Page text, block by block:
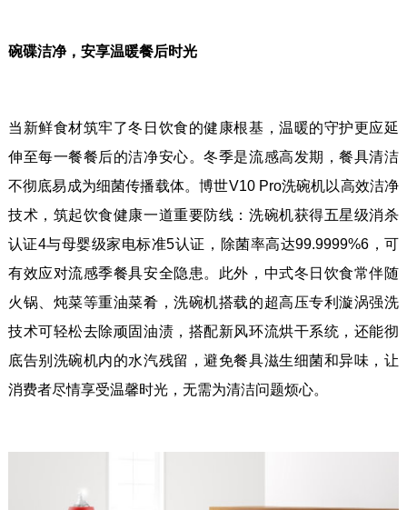
碗碟洁净，安享温暖餐后时光
当新鲜食材筑牢了冬日饮食的健康根基，温暖的守护更应延
伸至每一餐餐后的洁净安心。冬季是流感高发期，餐具清洁
不彻底易成为细菌传播载体。博世V10 Pro洗碗机以高效洁净
技术，筑起饮食健康一道重要防线：洗碗机获得五星级消杀
认证4与母婴级家电标准5认证，除菌率高达99.9999%6，可
有效应对流感季餐具安全隐患。此外，中式冬日饮食常伴随
火锅、炖菜等重油菜肴，洗碗机搭载的超高压专利漩涡强洗
技术可轻松去除顽固油渍，搭配新风环流烘干系统，还能彻
底告别洗碗机内的水汽残留，避免餐具滋生细菌和异味，让
消费者尽情享受温馨时光，无需为清洁问题烦心。